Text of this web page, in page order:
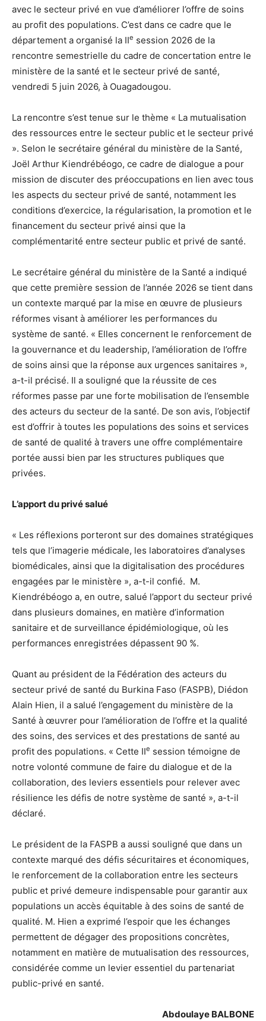
avec le secteur privé en vue d’améliorer l’offre de soins
au profit des populations. C’est dans ce cadre que le
département a organisé la IIe session 2026 de la
rencontre semestrielle du cadre de concertation entre le
ministère de la santé et le secteur privé de santé,
vendredi 5 juin 2026, à Ouagadougou.
La rencontre s’est tenue sur le thème « La mutualisation
des ressources entre le secteur public et le secteur privé
». Selon le secrétaire général du ministère de la Santé,
Joël Arthur Kiendrébéogo, ce cadre de dialogue a pour
mission de discuter des préoccupations en lien avec tous
les aspects du secteur privé de santé, notamment les
conditions d’exercice, la régularisation, la promotion et le
financement du secteur privé ainsi que la
complémentarité entre secteur public et privé de santé.
Le secrétaire général du ministère de la Santé a indiqué
que cette première session de l’année 2026 se tient dans
un contexte marqué par la mise en œuvre de plusieurs
réformes visant à améliorer les performances du
système de santé. « Elles concernent le renforcement de
la gouvernance et du leadership, l’amélioration de l’offre
de soins ainsi que la réponse aux urgences sanitaires »,
a-t-il précisé. Il a souligné que la réussite de ces
réformes passe par une forte mobilisation de l’ensemble
des acteurs du secteur de la santé. De son avis, l’objectif
est d’offrir à toutes les populations des soins et services
de santé de qualité à travers une offre complémentaire
portée aussi bien par les structures publiques que
privées.
L’apport du privé salué
« Les réflexions porteront sur des domaines stratégiques
tels que l’imagerie médicale, les laboratoires d’analyses
biomédicales, ainsi que la digitalisation des procédures
engagées par le ministère », a-t-il confié. M.
Kiendrébéogo a, en outre, salué l’apport du secteur privé
dans plusieurs domaines, en matière d’information
sanitaire et de surveillance épidémiologique, où les
performances enregistrées dépassent 90 %.
Quant au président de la Fédération des acteurs du
secteur privé de santé du Burkina Faso (FASPB), Diédon
Alain Hien, il a salué l’engagement du ministère de la
Santé à œuvrer pour l’amélioration de l’offre et la qualité
des soins, des services et des prestations de santé au
profit des populations. « Cette IIe session témoigne de
notre volonté commune de faire du dialogue et de la
collaboration, des leviers essentiels pour relever avec
résilience les défis de notre système de santé », a-t-il
déclaré.
Le président de la FASPB a aussi souligné que dans un
contexte marqué des défis sécuritaires et économiques,
le renforcement de la collaboration entre les secteurs
public et privé demeure indispensable pour garantir aux
populations un accès équitable à des soins de santé de
qualité. M. Hien a exprimé l’espoir que les échanges
permettent de dégager des propositions concrètes,
notamment en matière de mutualisation des ressources,
considérée comme un levier essentiel du partenariat
public-privé en santé.
Abdoulaye BALBONE